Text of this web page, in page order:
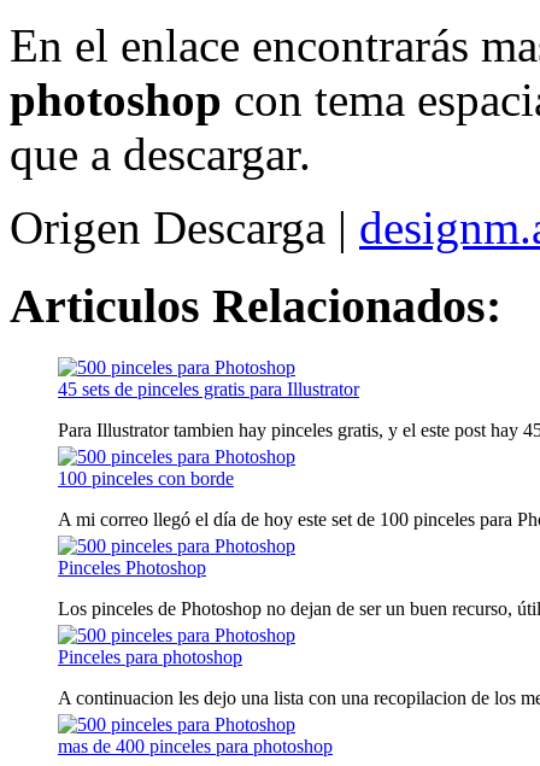
En el enlace encontrarás
photoshop con tema
que a descargar.
Origen Descarga |
Articulos Relacionados:
45 sets de pinceles gratis para Illustrator
Para Illustrator tambien hay pinceles gratis, y el este post hay
100 pinceles con borde
A mi correo llegó el día de hoy este set de 100 pinceles para
Pinceles Photoshop
Los pinceles de Photoshop no dejan de ser un buen recurso,
Pinceles para photoshop
A continuacion les dejo una lista con una recopilacion de los
mas de 400 pinceles para photoshop